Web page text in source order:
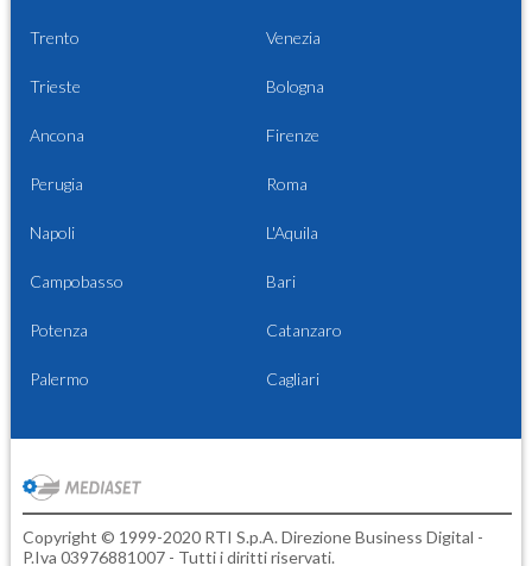
Trento Venezia
Trieste Bologna
Ancona Firenze
Perugia Roma
Napoli L'Aquila
Campobasso Bari
Potenza Catanzaro
Palermo Cagliari
Copyright © 1999-2020 RTI S.p.A. Direzione Business Digital -
P.Iva 03976881007 - Tutti i diritti riservati.